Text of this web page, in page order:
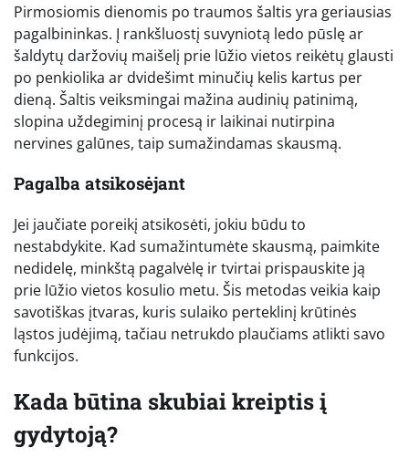
Pirmosiomis dienomis po traumos šaltis yra geriausias
pagalbininkas. Į rankšluostį suvyniotą ledo pūslę ar
šaldytų daržovių maišelį prie lūžio vietos reikėtų glausti
po penkiolika ar dvidešimt minučių kelis kartus per
dieną. Šaltis veiksmingai mažina audinių patinimą,
slopina uždegiminį procesą ir laikinai nutirpina
nervines galūnes, taip sumažindamas skausmą.
Pagalba atsikosėjant
Jei jaučiate poreikį atsikosėti, jokiu būdu to
nestabdykite. Kad sumažintumėte skausmą, paimkite
nedidelę, minkštą pagalvėlę ir tvirtai prispauskite ją
prie lūžio vietos kosulio metu. Šis metodas veikia kaip
savotiškas įtvaras, kuris sulaiko perteklinį krūtinės
ląstos judėjimą, tačiau netrukdo plaučiams atlikti savo
funkcijos.
Kada būtina skubiai kreiptis į
gydytoją?